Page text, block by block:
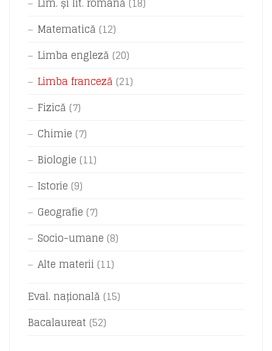
Matematică (12)
Limba engleză (20)
Limba franceză (21)
Fizică (7)
Chimie (7)
Biologie (11)
Istorie (9)
Geografie (7)
Socio-umane (8)
Alte materii (11)
Eval. națională (15)
Bacalaureat (52)